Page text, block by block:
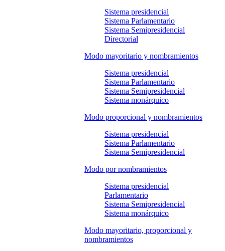
Sistema presidencial
Sistema Parlamentario
Sistema Semipresidencial
Directorial
Modo mayoritario y nombramientos
Sistema presidencial
Sistema Parlamentario
Sistema Semipresidencial
Sistema monárquico
Modo proporcional y nombramientos
Sistema presidencial
Sistema Parlamentario
Sistema Semipresidencial
Modo por nombramientos
Sistema presidencial
Parlamentario
Sistema Semipresidencial
Sistema monárquico
Modo mayoritario, proporcional y
nombramientos